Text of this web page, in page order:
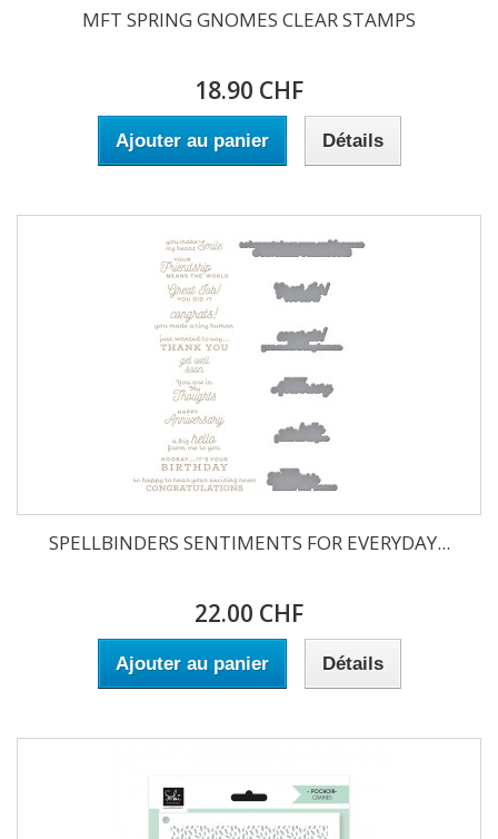
MFT SPRING GNOMES CLEAR STAMPS
18.90 CHF
Ajouter au panier Détails
SPELLBINDERS SENTIMENTS FOR EVERYDAY...
22.00 CHF
Ajouter au panier Détails